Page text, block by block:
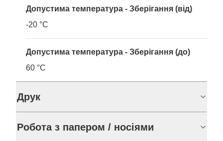
Допустима температура - Зберігання (від)
-20 °C
Допустима температура - Зберігання (до)
60 °C
Друк
Робота з папером / носіями